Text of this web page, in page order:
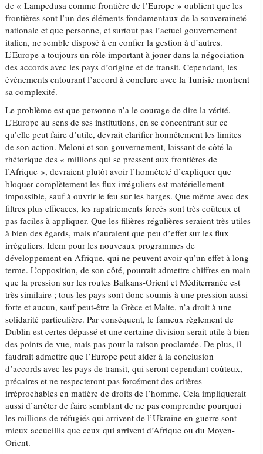
de « Lampedusa comme frontière de l’Europe » oublient que les
frontières sont l’un des éléments fondamentaux de la souveraineté
nationale et que personne, et surtout pas l’actuel gouvernement
italien, ne semble disposé à en confier la gestion à d’autres.
L’Europe a toujours un rôle important à jouer dans la négociation
des accords avec les pays d’origine et de transit. Cependant, les
événements entourant l’accord à conclure avec la Tunisie montrent
sa complexité.
Le problème est que personne n’a le courage de dire la vérité.
L’Europe au sens de ses institutions, en se concentrant sur ce
qu’elle peut faire d’utile, devrait clarifier honnêtement les limites
de son action. Meloni et son gouvernement, laissant de côté la
rhétorique des « millions qui se pressent aux frontières de
l’Afrique », devraient plutôt avoir l’honnêteté d’expliquer que
bloquer complètement les flux irréguliers est matériellement
impossible, sauf à ouvrir le feu sur les barges. Que même avec des
filtres plus efficaces, les rapatriements forcés sont très coûteux et
pas faciles à appliquer. Que les filières régulières seraient très utiles
à bien des égards, mais n’auraient que peu d’effet sur les flux
irréguliers. Idem pour les nouveaux programmes de
développement en Afrique, qui ne peuvent avoir qu’un effet à long
terme. L’opposition, de son côté, pourrait admettre chiffres en main
que la pression sur les routes Balkans-Orient et Méditerranée est
très similaire ; tous les pays sont donc soumis à une pression aussi
forte et aucun, sauf peut-être la Grèce et Malte, n’a droit à une
solidarité particulière. Par conséquent, le fameux règlement de
Dublin est certes dépassé et une certaine division serait utile à bien
des points de vue, mais pas pour la raison proclamée. De plus, il
faudrait admettre que l’Europe peut aider à la conclusion
d’accords avec les pays de transit, qui seront cependant coûteux,
précaires et ne respecteront pas forcément des critères
irréprochables en matière de droits de l’homme. Cela impliquerait
aussi d’arrêter de faire semblant de ne pas comprendre pourquoi
les millions de réfugiés qui arrivent de l’Ukraine en guerre sont
mieux accueillis que ceux qui arrivent d’Afrique ou du Moyen-
Orient.